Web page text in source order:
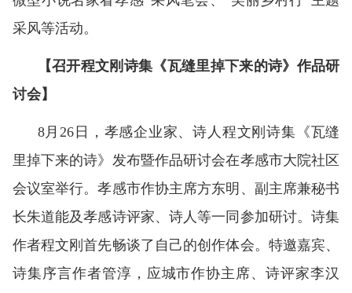
采风等活动。
【召开程文刚诗集《瓦缝里掉下来的诗》作品研
讨会】
8月26日，孝感企业家、诗人程文刚诗集《瓦缝
里掉下来的诗》发布暨作品研讨会在孝感市大院社区
会议室举行。孝感市作协主席方东明、副主席兼秘书
长朱道能及孝感诗评家、诗人等一同参加研讨。诗集
作者程文刚首先畅谈了自己的创作体会。特邀嘉宾、
诗集序言作者管淳，应城市作协主席、诗评家李汉